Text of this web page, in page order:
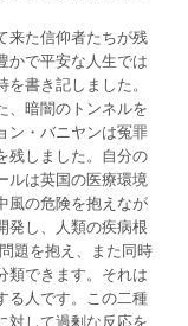
来た信仰者たちが残
かで平安な人生では
書き記しました。
、暗闇のトンネルを
ン・バニヤンは冤罪
残しました。自分の
ルは英国の医療環境
風の危険を抱えなが
発し、人類の疾病根
題を抱え、また同時
類できます。それは
る人です。この二種
対して過剰な反応を